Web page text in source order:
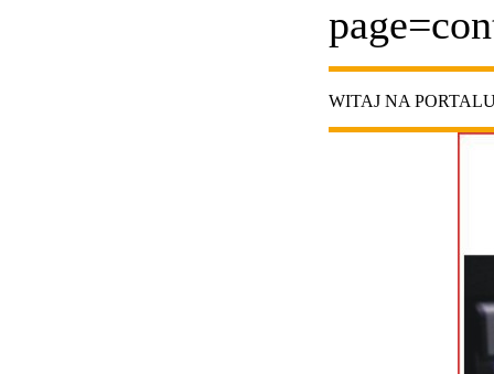
WITAJ NA